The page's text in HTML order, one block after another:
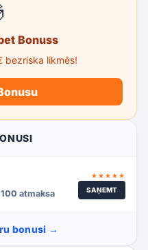
Bonuss
bezriska likmēs!
atmaksa
★★★★★
SAŅEMT
bonusi →